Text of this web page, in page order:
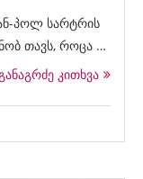
პოლ სარტრის
თავს, როცა …
კითხვა